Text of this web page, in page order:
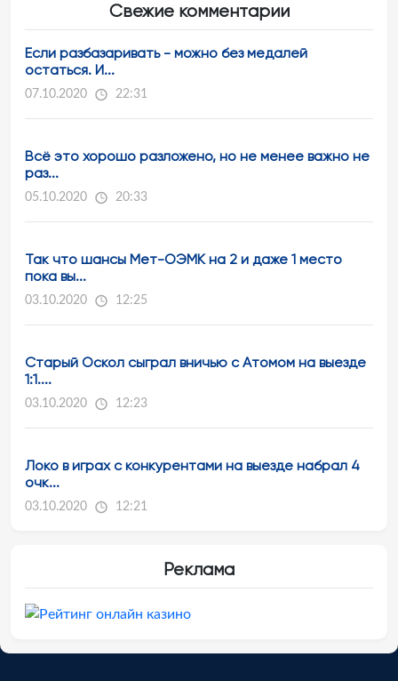
Свежие комментарии
Если разбазаривать - можно без медалей
остаться. И...
07.10.2020 22:31
Всё это хорошо разложено, но не менее важно не
раз...
05.10.2020 20:33
Так что шансы Мет-ОЭМК на 2 и даже 1 место
пока вы...
03.10.2020 12:25
Старый Оскол сыграл вничью с Атомом на выезде
1:1....
03.10.2020 12:23
Локо в играх с конкурентами на выезде набрал 4
очк...
03.10.2020 12:21
Реклама